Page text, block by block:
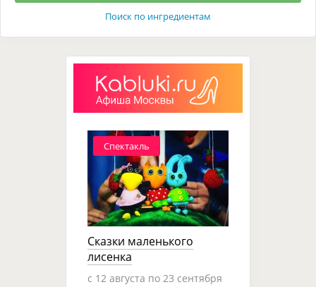
Поиск по ингредиентам
Спектакль
Сказки маленького
лисенка
c 12 августа по 23 сентября